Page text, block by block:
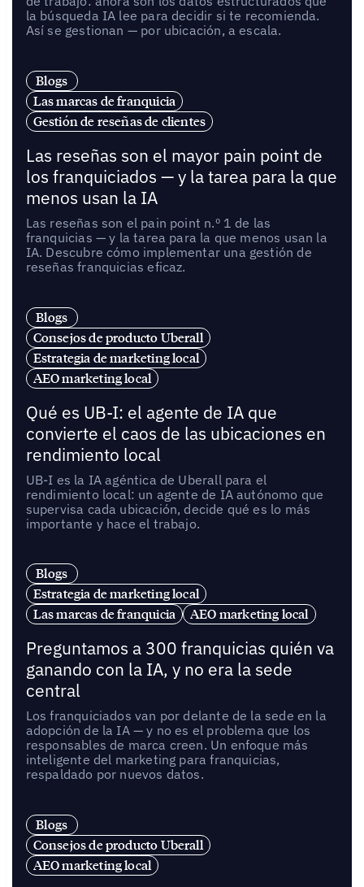
la búsqueda IA lee para decidir si te recomienda.
Así se gestionan — por ubicación, a escala.
Blogs
Las marcas de franquicia
Gestión de reseñas de clientes
Las reseñas son el mayor pain point de
los franquiciados — y la tarea para la que
menos usan la IA
Las reseñas son el pain point n.º 1 de las
franquicias — y la tarea para la que menos usan la
IA. Descubre cómo implementar una gestión de
reseñas franquicias eficaz.
Blogs
Consejos de producto Uberall
Estrategia de marketing local
AEO marketing local
Qué es UB-I: el agente de IA que
convierte el caos de las ubicaciones en
rendimiento local
UB-I es la IA agéntica de Uberall para el
rendimiento local: un agente de IA autónomo que
supervisa cada ubicación, decide qué es lo más
importante y hace el trabajo.
Blogs
Estrategia de marketing local
Las marcas de franquicia
AEO marketing local
Preguntamos a 300 franquicias quién va
ganando con la IA, y no era la sede
central
Los franquiciados van por delante de la sede en la
adopción de la IA — y no es el problema que los
responsables de marca creen. Un enfoque más
inteligente del marketing para franquicias,
respaldado por nuevos datos.
Blogs
Consejos de producto Uberall
AEO marketing local